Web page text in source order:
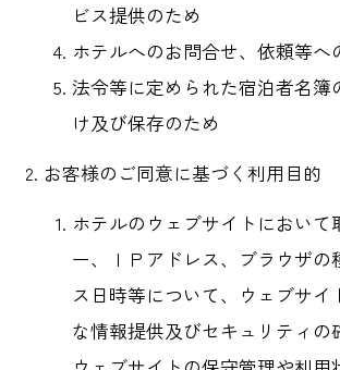
ビス提供のため
ホテルへのお問合せ、依頼等へ
法令等に定められた宿泊者名簿
け及び保存のため
お客様のご同意に基づく利用目的
ホテルのウェブサイトにおいて
ー、ＩＰアドレス、ブラウザの
ス日時等について、ウェブサイ
な情報提供及びセキュリティの